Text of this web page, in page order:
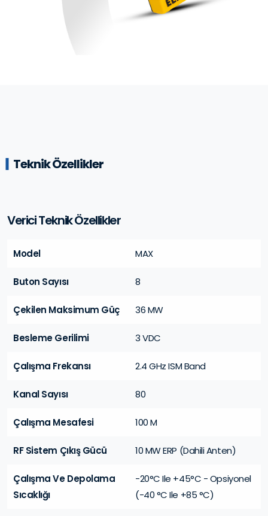
Teknik Özellikler
Verici Teknik Özellikler
Model MAX
Buton Sayısı 8
Çekilen Maksimum Güç 36 MW
Besleme Gerilimi 3 VDC
Çalışma Frekansı 2.4 GHz ISM Band
Kanal Sayısı 80
Çalışma Mesafesi 100 M
RF Sistem Çıkış Gücü 10 MW ERP (Dahili Anten)
Çalışma Ve Depolama
Sıcaklığı
-20°C Ile +45°C - Opsiyonel
(-40 °C Ile +85 °C)